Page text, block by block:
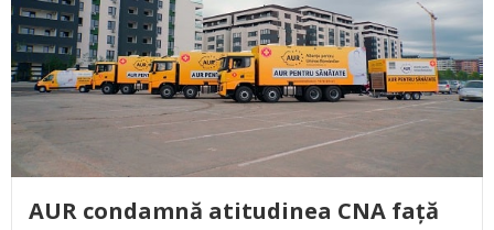
AUR condamnă atitudinea CNA față